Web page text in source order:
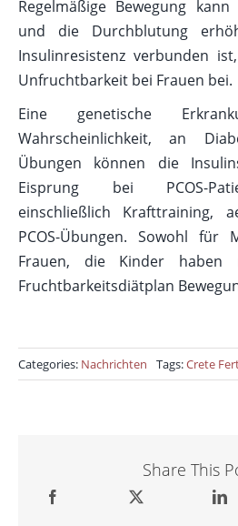
Regelmäßige Bewegung
und die Durchblutung
Insulinresistenz verbunden
Unfruchtbarkeit bei Frauen bei.
Eine genetische
Wahrscheinlichkeit, an
Übungen können die
Eisprung bei PCOS-
einschließlich Krafttraining,
PCOS-Übungen. Sowohl
Frauen, die Kinder haben
Fruchtbarkeitsdiätplan
Categories: Nachrichten Tags:Crete
Share This